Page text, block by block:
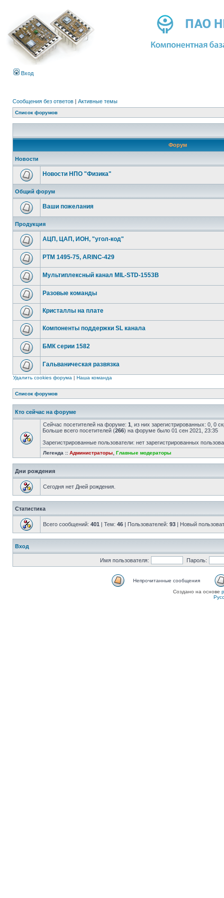
Вход
Сообщения без ответов | Активные темы
Список форумов
Форум
Новости
Новости НПО "Физика"
Общий форум
Ваши пожелания
Продукция
АЦП, ЦАП, ИОН, "угол-код"
РТМ 1495-75, ARINC-429
Мультиплексный канал MIL-STD-1553B
Разовые команды
Кристаллы на плате
Компоненты поддержки SL канала
БМК серии 1582
Гальваническая развязка
Удалить cookies форума | Наша команда
Список форумов
Кто сейчас на форуме
Сейчас посетителей на форуме: 1 , из них зарегистрированных: 0, 0
Больше всего посетителей (266) на форуме было 01 сен 2021, 23:35
Зарегистрированные пользователи: нет зарегистрированных
Легенда :: Администраторы Главные модераторы
Дни рождения
Сегодня нет Дней рождения.
Статистика
Всего сообщений: 401 | Тем: 46 | Пользователей: 93 | Новый
Вход
Имя пользователя: Пароль:
Непрочитанные сообщения
Создано на основе